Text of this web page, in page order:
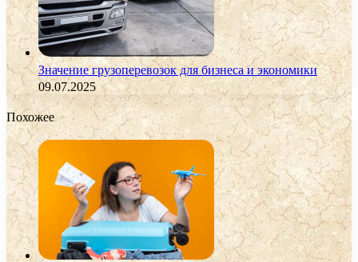
Значение грузоперевозок для бизнеса и экономики
09.07.2025
Похожее